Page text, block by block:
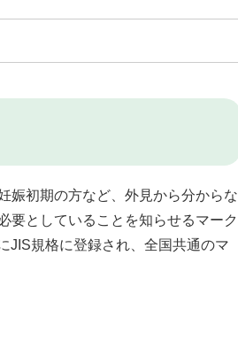
娠初期の方など、外見から分からな
要としていることを知らせるマーク
JIS規格に登録され、全国共通のマ